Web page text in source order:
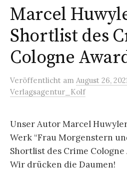
Marcel
Shortlist des
Cologne
Veröffentlicht am August 26,
Verlagsagentur_Kolf
Unser Autor Marcel
Werk “Frau Morgenstern
Shortlist des Crime
Wir drücken die Daumen!